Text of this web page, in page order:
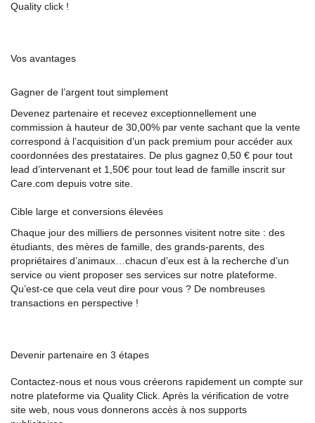
Quality click !
Vos avantages
Gagner de l’argent tout simplement
Devenez partenaire et recevez exceptionnellement une
commission à hauteur de 30,00% par vente sachant que la vente
correspond à l’acquisition d’un pack premium pour accéder aux
coordonnées des prestataires. De plus gagnez 0,50 € pour tout
lead d’intervenant et 1,50€ pour tout lead de famille inscrit sur
Care.com depuis votre site.
Cible large et conversions élevées
Chaque jour des milliers de personnes visitent notre site : des
étudiants, des mères de famille, des grands-parents, des
propriétaires d’animaux…chacun d’eux est à la recherche d’un
service ou vient proposer ses services sur notre plateforme.
Qu’est-ce que cela veut dire pour vous ? De nombreuses
transactions en perspective !
Devenir partenaire en 3 étapes
Contactez-nous et nous vous créerons rapidement un compte sur
notre plateforme via Quality Click. Après la vérification de votre
site web, nous vous donnerons accès à nos supports